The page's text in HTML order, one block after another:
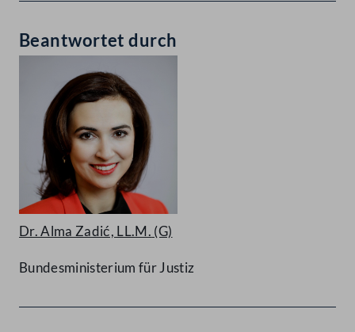
Beantwortet durch
Dr. Alma Zadić, LL.M. (G)
Bundesministerium für Justiz